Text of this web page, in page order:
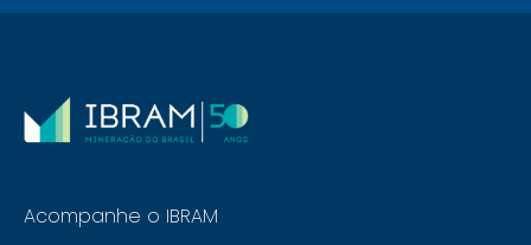
Acompanhe o IBRAM